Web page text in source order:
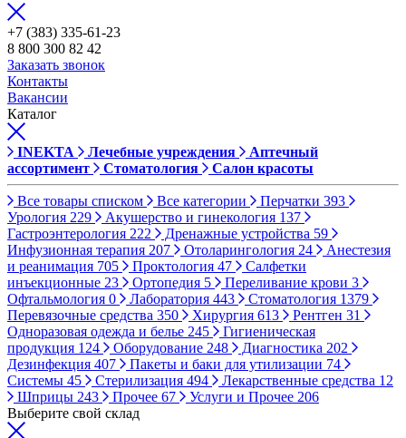
+7 (383) 335-61-23
8 800 300 82 42
Заказать звонок
Контакты
Вакансии
Каталог
INEKTA Лечебные учреждения
Аптечный
ассортимент
Стоматология Салон красоты
Все товары списком Все категории Перчатки 393
Урология 229 Акушерство и гинекология 137
Гастроэнтерология 222 Дренажные устройства 59
Инфузионная терапия 207 Отоларингология 24
Анестезия
и реанимация 705 Проктология 47
Салфетки
инъекционные 23 Ортопедия 5 Переливание крови 3
Офтальмология 0 Лаборатория 443 Стоматология 1379
Перевязочные средства 350 Хирургия 613 Рентген 31
Одноразовая одежда и белье 245
Гигиеническая
продукция 124 Оборудование 248 Диагностика 202
Дезинфекция 407 Пакеты и баки для утилизации 74
Системы 45 Стерилизация 494 Лекарственные средства 12
Шприцы 243 Прочее 67 Услуги и Прочее 206
Выберите свой склад